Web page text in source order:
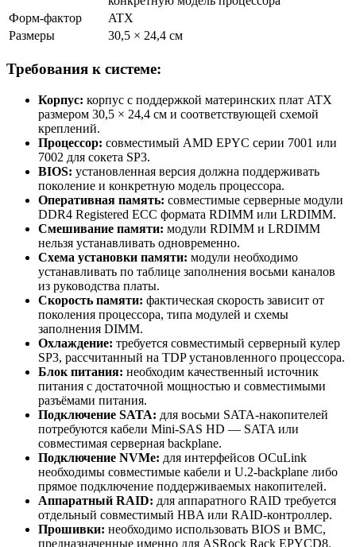
Форм-фактор
ATX
Размеры
30,5 × 24,4 см
Требования к системе:
Корпус: корпус с поддержкой материнских плат ATX
размером 30,5 × 24,4 см и соответствующей схемой
креплений.
Процессор: совместимый AMD EPYC серии 7001 или
7002 для сокета SP3.
BIOS: установленная версия должна поддерживать
поколение и конкретную модель процессора.
Оперативная память: совместимые серверные модули
DDR4 Registered ECC формата RDIMM или LRDIMM.
Смешивание памяти: модули RDIMM и LRDIMM
нельзя устанавливать одновременно.
Схема установки памяти: модули необходимо
устанавливать по таблице заполнения восьми каналов
из руководства платы.
Скорость памяти: фактическая скорость зависит от
поколения процессора, типа модулей и схемы
заполнения DIMM.
Охлаждение: требуется совместимый серверный кулер
SP3, рассчитанный на TDP установленного процессора.
Блок питания: необходим качественный источник
питания с достаточной мощностью и совместимыми
разъёмами питания.
Подключение SATA: для восьми SATA-накопителей
потребуются кабели Mini-SAS HD — SATA или
совместимая серверная backplane.
Подключение NVMe: для интерфейсов OCuLink
необходимы совместимые кабели и U.2-backplane либо
прямое подключение поддерживаемых накопителей.
Аппаратный RAID: для аппаратного RAID требуется
отдельный совместимый HBA или RAID-контроллер.
Прошивки: необходимо использовать BIOS и BMC,
предназначенные именно для ASRock Rack EPYCD8.